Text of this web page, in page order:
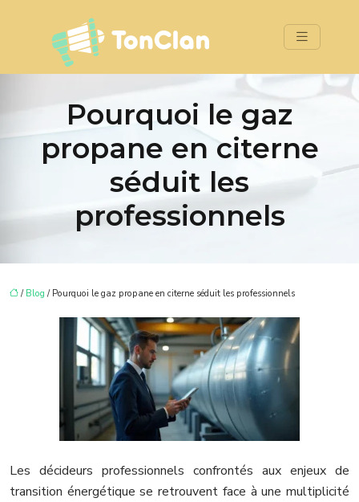
Pourquoi le gaz
propane en citerne
séduit les
professionnels
/ Blog / Pourquoi le gaz propane en citerne séduit les professionnels
Les décideurs professionnels confrontés aux enjeux de
transition énergétique se retrouvent face à une multiplicité